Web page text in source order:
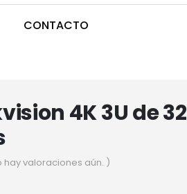
CONTACTO
4K 3U de 32
hay valoraciones aún. )